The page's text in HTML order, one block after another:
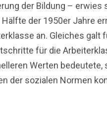
der Bildung – erwies
der 1950er Jahre
an. Gleiches galt
für die
Werten
der sozialen Normen